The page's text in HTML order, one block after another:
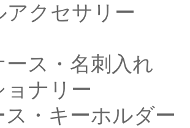
アクセサリー
ース・名刺入れ
ョナリー
ス・キーホルダー